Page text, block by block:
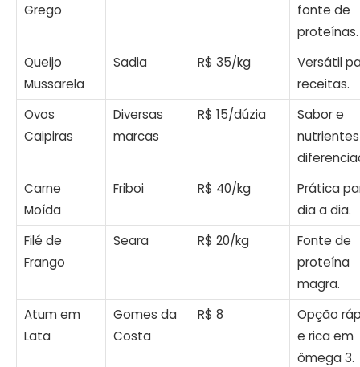
Grego
fonte de
proteínas.
Queijo
Mussarela
Sadia R$ 35/kg
Versátil
receitas.
Ovos
Caipiras
Diversas
marcas
R$ 15/dúzia
Sabor e
nutrientes
Carne
Moída
Friboi R$ 40/kg
Prática
dia a dia.
Filé de
Frango
Seara R$ 20/kg
Fonte de
proteína
magra.
Atum em
Lata
Gomes da
Costa
R$ 8
Opção
e rica em
ômega 3.